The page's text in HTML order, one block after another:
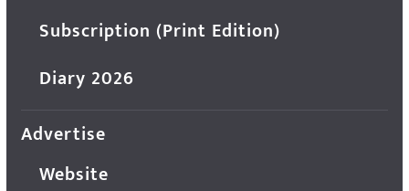
Subscription (Print Edition)
Diary 2026
Advertise
Website